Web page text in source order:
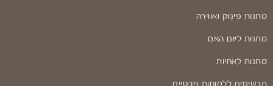
מתנות פינוק ואווירה
מתנות ליום האם
מתנות לאחיות